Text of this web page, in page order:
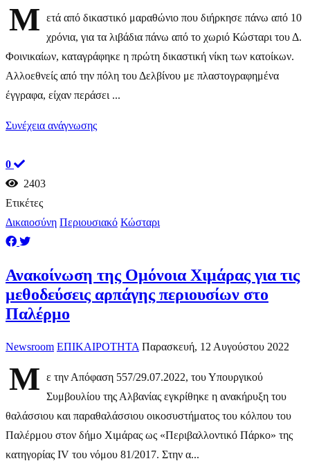
Μ
ετά από δικαστικό μαραθώνιο που διήρκησε πάνω από 10
χρόνια, για τα λιβάδια πάνω από το χωριό Κώσταρι του Δ.
Φοινικαίων, καταγράφηκε η πρώτη δικαστική νίκη των κατοίκων.
Αλλοεθνείς από την πόλη του Δελβίνου με πλαστογραφημένα
έγγραφα, είχαν περάσει ...
Συνέχεια ανάγνωσης
0
2403
Ετικέτες
Δικαιοσύνη Περιουσιακό Κώσταρι
Ανακοίνωση της Ομόνοια Χιμάρας για τις
μεθοδεύσεις αρπάγης περιουσίων στο
Παλέρμο
Newsroom ΕΠΙΚΑΙΡΟΤΗΤΑ Παρασκευή, 12 Αυγούστου 2022
Μ
ε την Απόφαση 557/29.07.2022, του Υπουργικού
Συμβουλίου της Αλβανίας εγκρίθηκε η ανακήρυξη του
θαλάσσιου και παραθαλάσσιου οικοσυστήματος του κόλπου του
Παλέρμου στον δήμο Χιμάρας ως «Περιβαλλοντικό Πάρκο» της
κατηγορίας IV του νόμου 81/2017. Στην α...